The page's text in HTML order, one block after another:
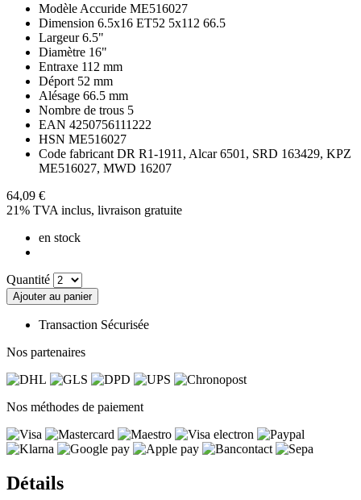
Modèle Accuride ME516027
Dimension 6.5x16 ET52 5x112 66.5
Largeur 6.5"
Diamètre 16"
Entraxe 112 mm
Déport 52 mm
Alésage 66.5 mm
Nombre de trous 5
EAN 4250756111222
HSN ME516027
Code fabricant DR R1-1911, Alcar 6501, SRD 163429, KPZ
ME516027, MWD 16207
64,09 €
21% TVA inclus, livraison gratuite
en stock
Quantité
Ajouter au panier
Transaction Sécurisée
Nos partenaires
Nos méthodes de paiement
Détails